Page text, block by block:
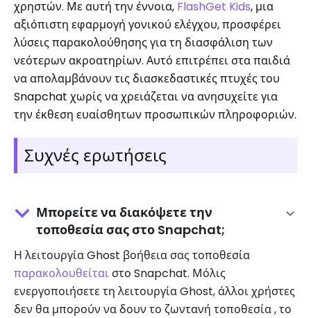
χρηστών. Με αυτή την έννοια, FlashGet Kids, μια
αξιόπιστη εφαρμογή γονικού ελέγχου, προσφέρει
λύσεις παρακολούθησης για τη διασφάλιση των
νεότερων ακροατηρίων. Αυτό επιτρέπει στα παιδιά
να απολαμβάνουν τις διασκεδαστικές πτυχές του
Snapchat χωρίς να χρειάζεται να ανησυχείτε για
την έκθεση ευαίσθητων προσωπικών πληροφοριών.
Συχνές ερωτήσεις
Μπορείτε να διακόψετε την
τοποθεσία σας στο Snapchat;
Η λειτουργία Ghost βοήθεια σας τοποθεσία
παρακολουθείται στο Snapchat. Μόλις
ενεργοποιήσετε τη λειτουργία Ghost, άλλοι χρήστες
δεν θα μπορούν να δουν το ζωντανή τοποθεσία , το